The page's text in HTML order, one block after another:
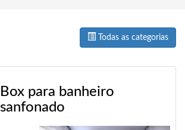
Todas as categorias
Box para banheiro
sanfonado